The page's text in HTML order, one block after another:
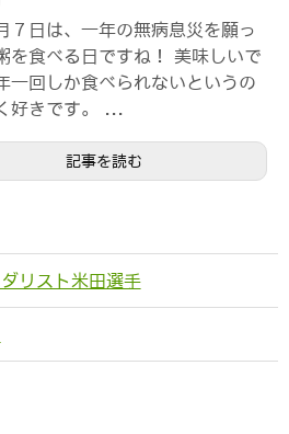
７日は、一年の無病息災を願っ
を食べる日ですね！ 美味しいで
一回しか食べられないというの
好きです。 ...
記事を読む
リスト米田選手